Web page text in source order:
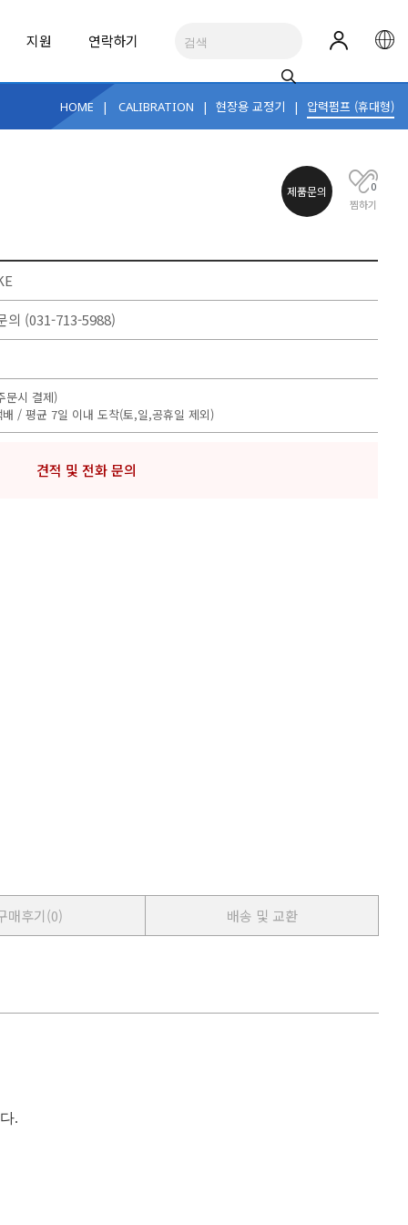
Cobalt XS™
ALL BRANDS
지원 연락하기
HOME | CALIBRATION | 현장용 교정기 | 압력펌프 (휴대형)
제품문의
0
찜하기
의 (031-713-5988)
문시 결제)
배 / 평균 7일 이내 도착(토,일,공휴일 제외)
견적 및 전화 문의
매후기(0) 배송 및 교환
.